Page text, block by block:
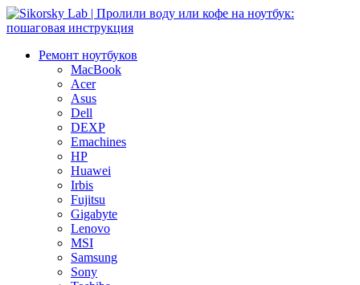
Ремонт ноутбуков
MacBook
Acer
Asus
Dell
DEXP
Emachines
HP
Huawei
Irbis
Fujitsu
Gigabyte
Lenovo
MSI
Samsung
Sony